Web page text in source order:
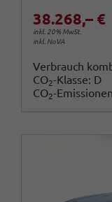
38.268,– €
inkl. 20% MwSt.
inkl. NoVA
Verbrauch
CO2-Klasse: D
CO2-